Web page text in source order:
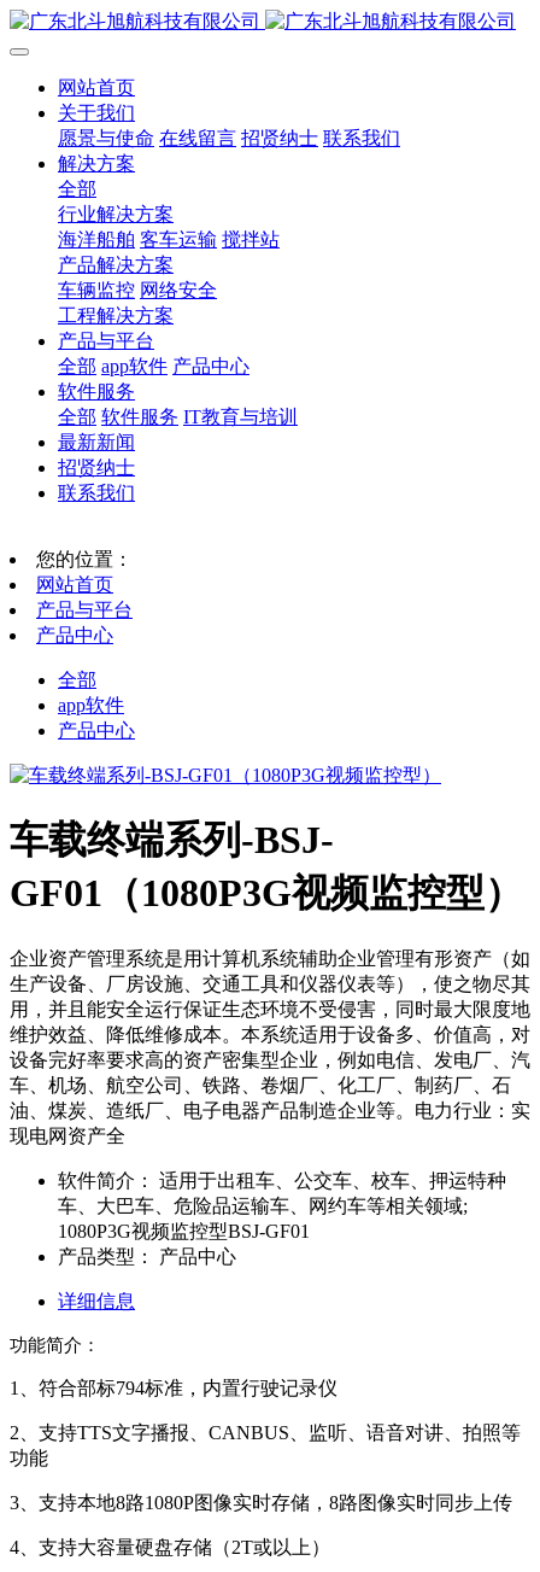
网站首页
关于我们
愿景与使命 在线留言 招贤纳士 联系我们
解决方案
全部
行业解决方案
海洋船舶 客车运输 搅拌站
产品解决方案
车辆监控 网络安全
工程解决方案
产品与平台
全部 app软件 产品中心
软件服务
全部 软件服务 IT教育与培训
最新新闻
招贤纳士
联系我们
您的位置：
网站首页
产品与平台
产品中心
全部
app软件
产品中心
车载终端系列-BSJ-
GF01（1080P3G视频监控型）
企业资产管理系统是用计算机系统辅助企业管理有形资产（如
生产设备、厂房设施、交通工具和仪器仪表等），使之物尽其
用，并且能安全运行保证生态环境不受侵害，同时最大限度地
维护效益、降低维修成本。本系统适用于设备多、价值高，对
设备完好率要求高的资产密集型企业，例如电信、发电厂、汽
车、机场、航空公司、铁路、卷烟厂、化工厂、制药厂、石
油、煤炭、造纸厂、电子电器产品制造企业等。电力行业：实
现电网资产全
软件简介：
适用于出租车、公交车、校车、押运特种
车、大巴车、危险品运输车、网约车等相关领域;
1080P3G视频监控型BSJ-GF01
产品类型：
产品中心
详细信息
功能简介：
1、符合部标794标准，内置行驶记录仪
2、支持TTS文字播报、CANBUS、监听、语音对讲、拍照等
功能
3、支持本地8路1080P图像实时存储，8路图像实时同步上传
4、支持大容量硬盘存储（2T或以上）